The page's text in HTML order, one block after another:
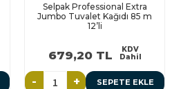
Selpak Professional Extra
Jumbo Tuvalet Kağıdı 85 m
12’li
679,20 TL
KDV
Dahil
- + SEPETE EKLE